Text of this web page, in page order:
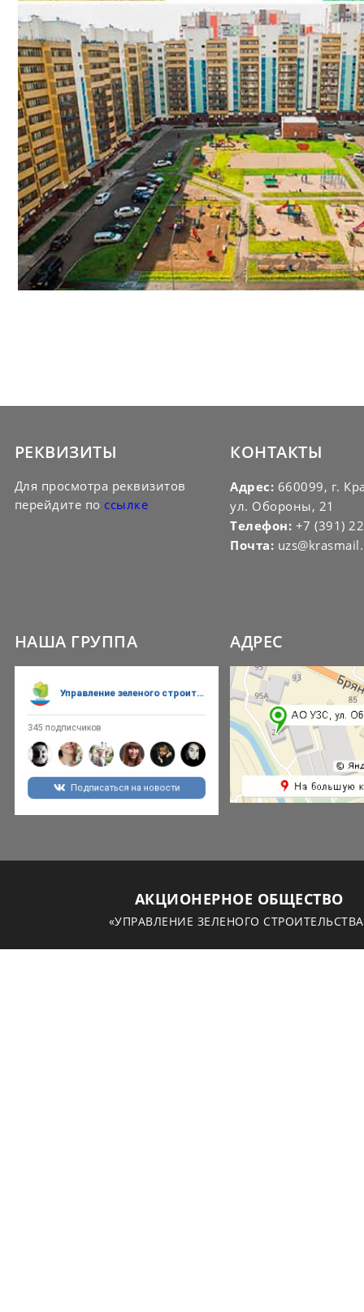
РЕКВИЗИТЫ
Для просмотра реквизитов
перейдите по ссылке
КОНТАКТЫ
Адрес: 660099, г.
ул. Обороны, 21
Телефон: +7 (391)
Почта:
НАША ГРУППА АДРЕС
АКЦИОНЕРНОЕ ОБЩЕСТВО
«УПРАВЛЕНИЕ ЗЕЛЕНОГО